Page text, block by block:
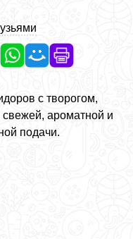
с творогом,
свежей, ароматной и
подачи.